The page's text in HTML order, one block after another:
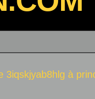
3iqskjyab8hlg à